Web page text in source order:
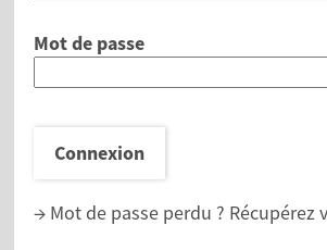
Mot de passe
Connexion
→ Mot de passe perdu ? Récupérez